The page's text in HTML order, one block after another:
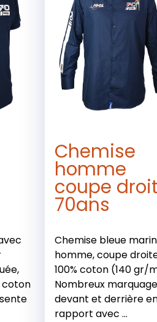
coton
Chemise
homme
coupe
70ans
Chemise bleue
homme, coupe
100% coton (140 gr/
Nombreux
devant et derrière
rapport avec ...